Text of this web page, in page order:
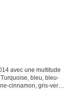
avec une multitude
bleu, bleu-
cinnamon, gris-vert,